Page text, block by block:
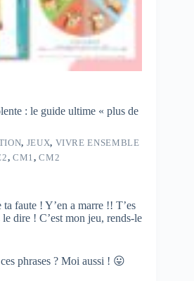
: le guide ultime « plus de
, JEUX, VIVRE ENSEMBLE
, CM1 ,CM2
ta faute ! Y’en a marre !! T’es
dire ! C’est mon jeu, rends-le
phrases ? Moi aussi ! 😛